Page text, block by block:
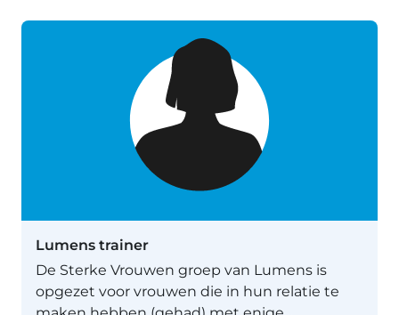
Lumens trainer
De Sterke Vrouwen groep van Lumens is
opgezet voor vrouwen die in hun relatie te